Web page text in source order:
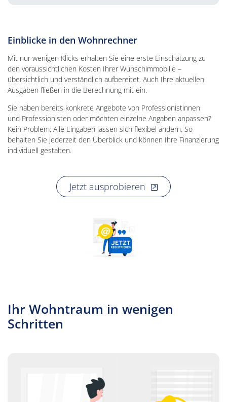
Einblicke in den Wohnrechner
Mit nur wenigen Klicks erhalten Sie eine erste Einschätzung zu
den voraussichtlichen Kosten Ihrer Wunschimmobilie –
übersichtlich und verständlich aufbereitet. Auch Ihre aktuellen
Ausgaben fließen in die Berechnung mit ein.
Sie haben bereits konkrete Angebote von Professionistinnen
und Professionisten oder möchten einzelne Angaben anpassen?
Kein Problem: Alle Eingaben lassen sich flexibel ändern. So
behalten Sie jederzeit den Überblick und können Ihre Finanzierung
individuell gestalten.
Jetzt ausprobieren , öffnet neues
Ihr Wohntraum in wenigen
Schritten